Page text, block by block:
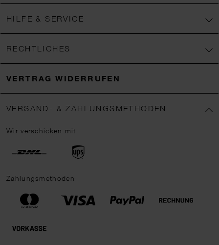
HILFE & SERVICE
RECHTLICHES
VERTRAG WIDERRUFEN
VERSAND- & ZAHLUNGSMETHODEN
Wir verschicken mit
Zahlungsmethoden